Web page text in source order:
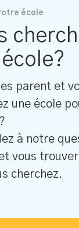
école
parent et
une école
à notre
vous
cherchez.